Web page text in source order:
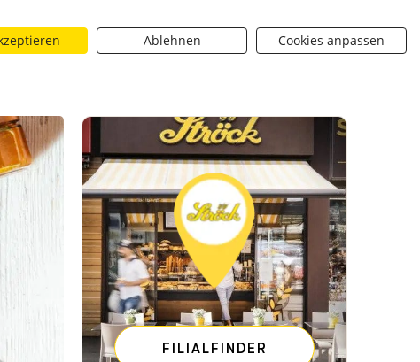
Karriere Über uns BROTique
Suchen
- [SHARE_URL] Rezept: Marillenmarmelade -
FILIALFINDER
Ablehnen Cookies anpassen